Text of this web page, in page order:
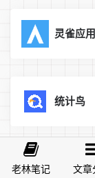
老林笔记 文章
灵雀应
统计鸟
全国计